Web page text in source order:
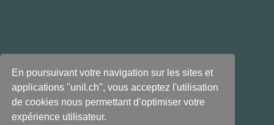
En poursuivant votre navigation sur les sites et
applications "unil.ch", vous acceptez l'utilisation
de cookies nous permettant d’optimiser votre
expérience utilisateur.